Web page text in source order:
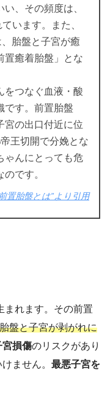
、その頻度は、
います。また、
胎盤と子宮が癒
置癒着胎盤」とな
をつなぐ血液・酸
です。前置胎盤
宮の出口付近に位
王切開で分娩とな
ゃんにとっても危
です。
置胎盤とは”より引用
まれます。その前置
胎盤と子宮が剥がれに
宮損傷のリスクがあり
ません。 最悪子宮を